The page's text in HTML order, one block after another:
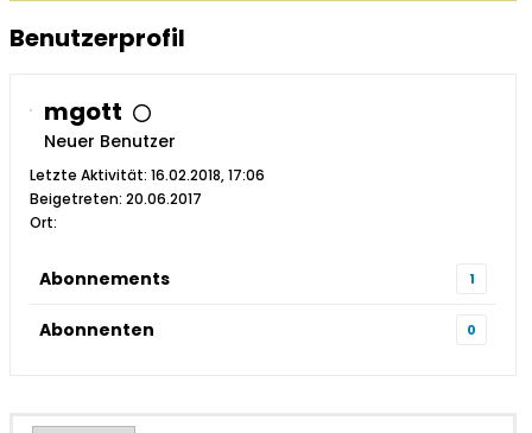
Benutzerprofil
mgott
Neuer Benutzer
Letzte Aktivität: 16.02.2018, 17:06
Beigetreten: 20.06.2017
Ort:
Abonnements 1
Abonnenten 0